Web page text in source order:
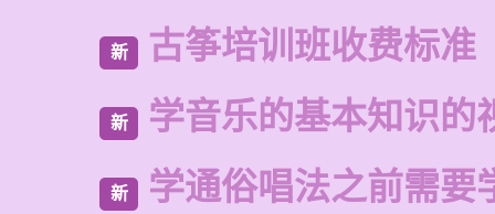
新 古筝培训班收费标准
新 学音乐的基本知识的
新 学通俗唱法之前需要